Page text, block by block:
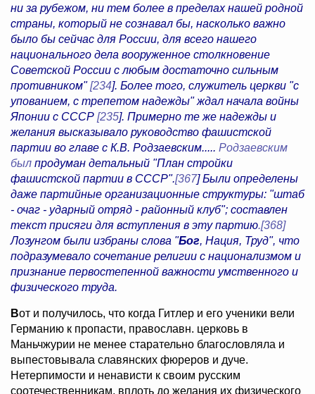
ни за рубежом, ни тем более в пределах нашей родной
страны, который не сознавал бы, насколько важно
было бы сейчас для России, для всего нашего
национального дела вооруженное столкновение
Советской России с любым достаточно сильным
противником"[234]. Более того, служитель церкви "с
упованием, с трепетом надежды" ждал начала войны
Японии с СССР [235]. Примерно те же надежды и
желания высказывало руководство фашистской
партии во главе с К.В. Родзаевским..... Родзаевским
был продуман детальный "План стройки
фашистской партии в СССР".[367] Были определены
даже партийные организационные структуры: "штаб
- очаг - ударный отряд - районный клуб"; составлен
текст присяги для вступления в эту партию.[368]
Лозунгом были избраны слова "Бог, Нация, Труд", что
подразумевало сочетание религии с национализмом и
признание первостепенной важности умственного и
физического труда.
Вот и получилось, что когда Гитлер и его ученики вели
Германию к пропасти, православн. церковь в
Маньчжурии не менее старательно благословляла и
выпестовывала славянских фюреров и дуче.
Нетерпимости и ненависти к своим русским
соотечественникам, вплоть до желания их физического